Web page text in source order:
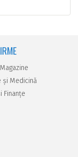
şi Medicină
Finanţe